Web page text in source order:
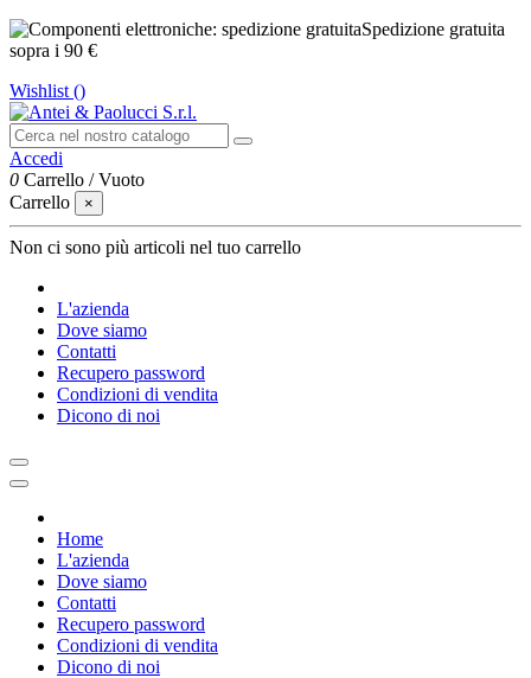
Spedizione gratuita
sopra i 90 €
Wishlist ()
Accedi
0 Carrello /Vuoto
Carrello
×
Non ci sono più articoli nel tuo carrello
L'azienda
Dove siamo
Contatti
Recupero password
Condizioni di vendita
Dicono di noi
Home
L'azienda
Dove siamo
Contatti
Recupero password
Condizioni di vendita
Dicono di noi